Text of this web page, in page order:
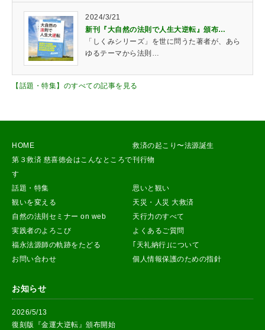
2024/3/21
新刊『大自然の法則で人生大逆転』頒布…
「しくみシリーズ」を世に問うた著者が、あら
ゆるテーマから法則…
【話題・特集】のすべての記事を見る
HOME
救済の起こり〜法源誕生
第３救済 慈喜徳会はこんなところで
す
刊行物
話題・特集
思いと観い
観いを変える
天災・人災 大救済
自然の法則セミナー on web
天行力のすべて
実践者のよろこび
よくあるご質問
福永法源師の軌跡をたどる
｢天礼納行｣について
お問い合わせ
個人情報保護のための指針
お知らせ
2026/5/13
復刻版『金運大逆転』頒布開始